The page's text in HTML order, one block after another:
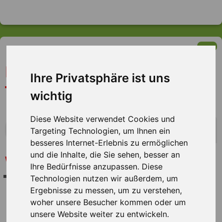
Ihre Privatsphäre ist uns
wichtig
Diese Website verwendet Cookies und
Targeting Technologien, um Ihnen ein
besseres Internet-Erlebnis zu ermöglichen
und die Inhalte, die Sie sehen, besser an
Ihre Bedürfnisse anzupassen. Diese
Technologien nutzen wir außerdem, um
Ergebnisse zu messen, um zu verstehen,
woher unsere Besucher kommen oder um
unsere Website weiter zu entwickeln.
Kommissionierer (m/w/d)
Tagschicht
mehr Infos zum Arbeitsplatz
Unser Interessent bietet Dienstleistungen im Bereich
Versand und Verpackung sowie Druck an und sucht
engagierteKommissionierer*innen (m/w/d)als
Verstärkung für sein Team in Griesheim.
Du hast erste Erfahrungen im Lager und im
Was wir Dir bieten
eine ausgeglichene Work-Life-Balance
Arbeitszeitkonto (Freizeitausgleich)
bis zu 30 Tage Urlaub pro Jahr
flexible Arbeitszeitmodelle